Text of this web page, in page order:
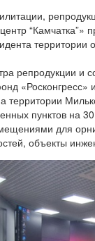
“Камчатка”»
репродукции
«Росконгресс»
территории
пунктов на
для
объекты